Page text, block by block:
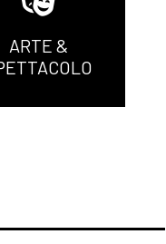
ARTE &